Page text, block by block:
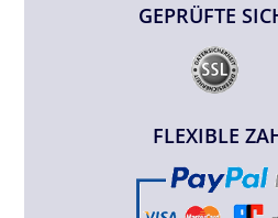
GEPRÜFTE
FLEXIBLE